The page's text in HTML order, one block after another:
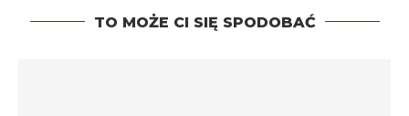
TO MOŻE CI SIĘ SPODOBAĆ